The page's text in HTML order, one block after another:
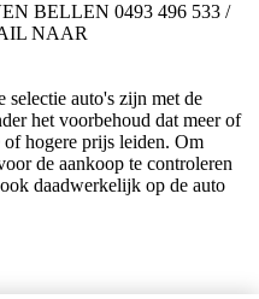
BELLEN 0493 496 533 /
NAAR
selectie auto's zijn met de
het voorbehoud dat meer of
hogere prijs leiden. Om
de aankoop te controleren
daadwerkelijk op de auto